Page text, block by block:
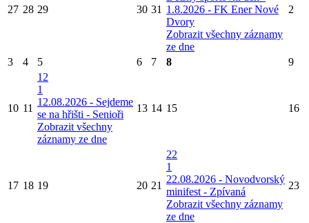
27 28 29 30 31 1.8.2026 - FK Ener Nové
Dvory
Zobrazit všechny záznamy
ze dne
2
3 4 5 6 7 8 9
10 11
12
1
12.08.2026 - Sejdeme
se na hřišti - Senioři
Zobrazit všechny
záznamy ze dne
13 14 15 16
17 18 19 20 21
22
1
22.08.2026 - Novodvorský
minifest - Zpívaná
Zobrazit všechny záznamy
ze dne
23